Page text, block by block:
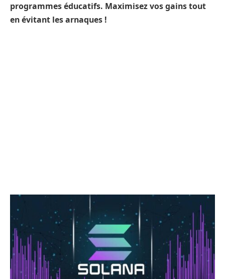
programmes éducatifs. Maximisez vos gains tout
en évitant les arnaques !